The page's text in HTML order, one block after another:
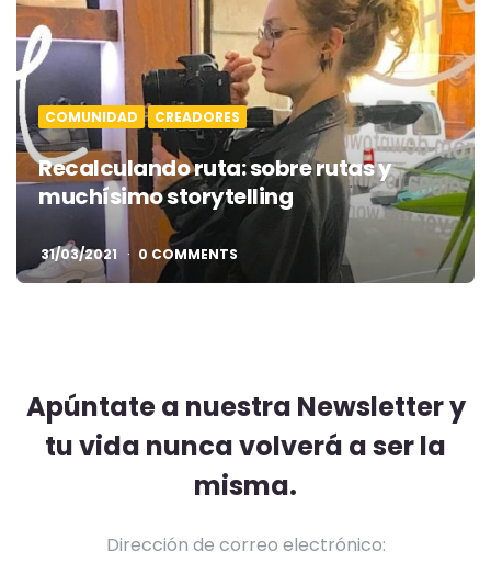
COMUNIDAD CREADORES
Recalculando ruta: sobre rutas y
muchísimo storytelling
31/03/2021 0 COMMENTS
Apúntate a nuestra Newsletter y
tu vida nunca volverá a ser la
misma.
Dirección de correo electrónico: